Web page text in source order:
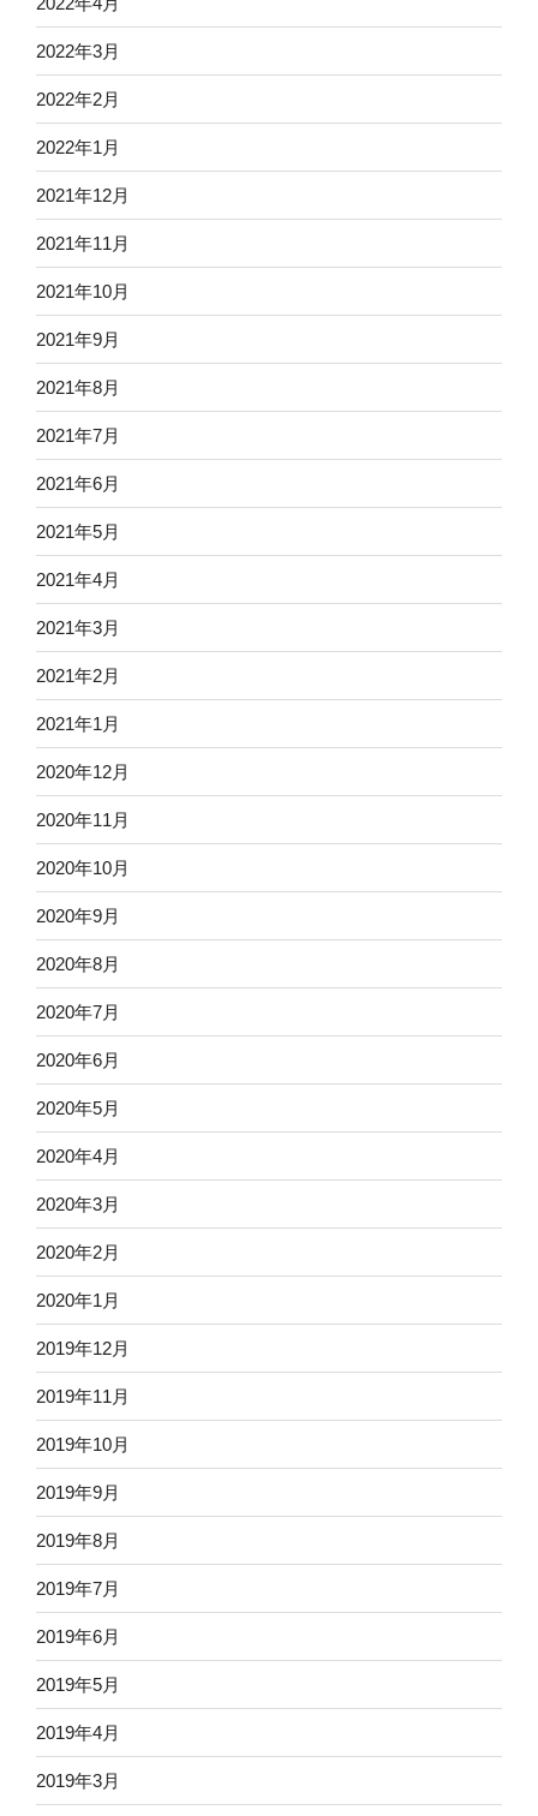
2022年3月
2022年2月
2022年1月
2021年12月
2021年11月
2021年10月
2021年9月
2021年8月
2021年7月
2021年6月
2021年5月
2021年4月
2021年3月
2021年2月
2021年1月
2020年12月
2020年11月
2020年10月
2020年9月
2020年8月
2020年7月
2020年6月
2020年5月
2020年4月
2020年3月
2020年2月
2020年1月
2019年12月
2019年11月
2019年10月
2019年9月
2019年8月
2019年7月
2019年6月
2019年5月
2019年4月
2019年3月